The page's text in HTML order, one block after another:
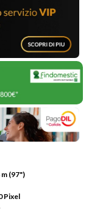
m (97")
Pixel